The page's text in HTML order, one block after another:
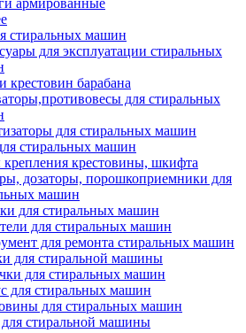
армированные
стиральных машин
для эксплуатации стиральных
крестовин барабана
для стиральных
для стиральных машин
стиральных машин
крепления крестовины, шкифта
дозаторы, порошкоприемники для
машин
для стиральных машин
для стиральных машин
для ремонта стиральных машин
для стиральной машины
для стиральных машин
для стиральных машин
для стиральных машин
стиральной машины